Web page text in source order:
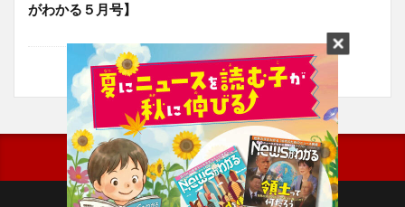
がわかる５月号】